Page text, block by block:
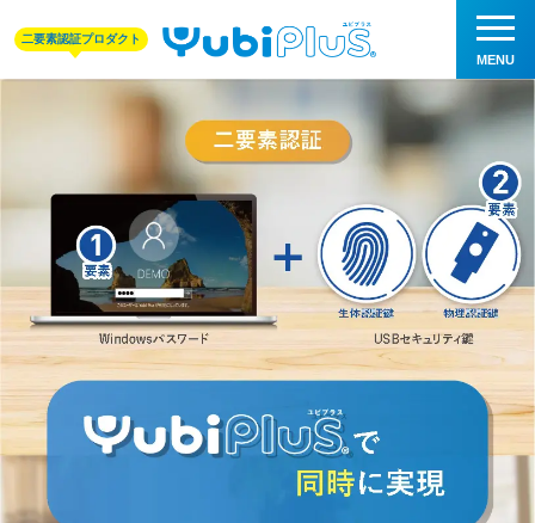
二要素認証プロダクト
PCログインを
二要素認証で安心・安全に
USBセキュリティ鍵を使った
二要素認証で強固なセキュリティを実現